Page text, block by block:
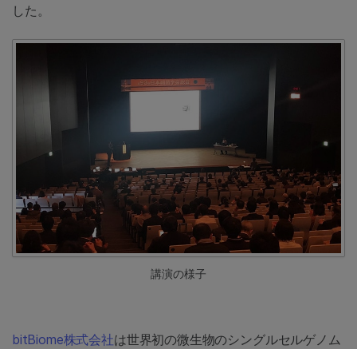
した。
講演の様子
bitBiome株式会社は世界初の微⽣物のシングルセルゲノム